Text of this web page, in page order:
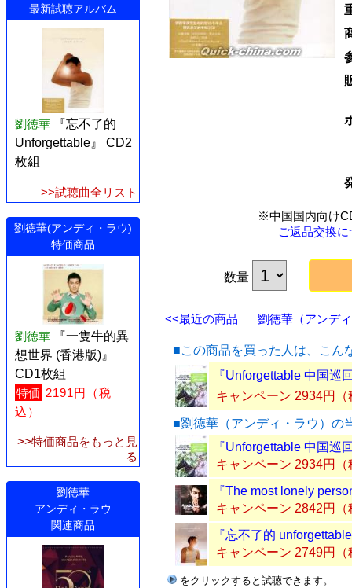
最新試聴アルバム
劉徳華
『忘不了的
Unforgettable』 CD2
枚組
>>試聴曲全リスト
劉徳華(アンディ・ラウ)
特価商品
劉徳華
『一隻牛的異
想世界 (香港版)』
CD1枚組
特価 2191円（税
込）
>>特価商品をもっと見
る
劉徳華
アンディ・ラウ
関連商品
※中国国内向け
ご返品交換
数量
<<最近の商品 劉徳華（アンデ
■この商品を買った人は、こん
『Unforgettable 中国巡
キャンペーン 2934円（
■劉徳華（アンディ・ラウ）の
『Unforgettable 中国巡
キャンペーン 2934円（
『The most lonely
キャンペーン 2842円（
『忘不了的
キャンペーン 2749円（
をクリックすると試聴できます。